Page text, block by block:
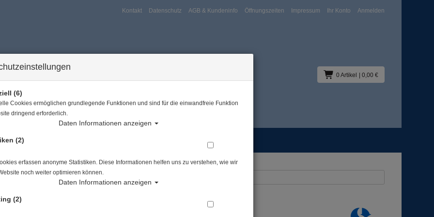
Kontakt Datenschutz AGB & Kundeninfo Öffnungszeiten Impressum Ihr Konto Anmelden
0 Artikel | 0,00 €
Sie sind hier Tauchausrüstung Mirazyme Travellerpack - 15 ml
(6)
Cookies ermöglichen grundlegende Funktionen und sind für die einwandfreie Funktion
dringend erforderlich.
Daten Informationen anzeigen
(2)
erfassen anonyme Statistiken. Diese Informationen helfen uns zu verstehen, wie wir
noch weiter optimieren können.
Daten Informationen anzeigen
(2)